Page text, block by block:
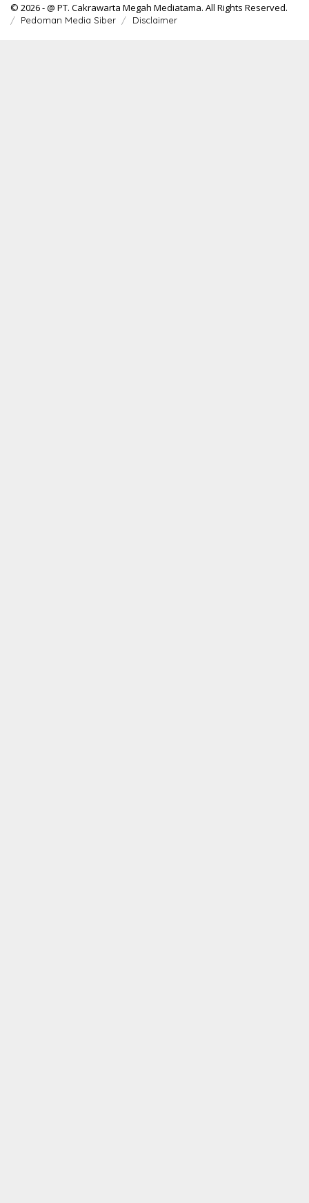
© 2026 - @ PT. Cakrawarta Megah Mediatama. All Rights Reserved.
Pedoman Media Siber Disclaimer